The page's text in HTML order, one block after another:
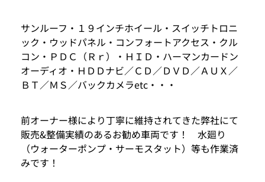
サンルーフ・１９インチホイール・スイッチトロニ
ック・ウッドパネル・コンフォートアクセス・クル
コン・ＰＤＣ（Ｒｒ）・ＨＩＤ・ハーマンカードン
オーディオ・ＨＤＤナビ／ＣＤ／ＤＶＤ／ＡＵＸ／
ＢＴ／ＭＳ／バックカメラetc・・・
前オーナー様により丁寧に維持されてきた弊社にて
販売&整備実績のあるお勧め車両です！ 水廻り
（ウォーターポンプ・サーモスタット）等も作業済
みです！